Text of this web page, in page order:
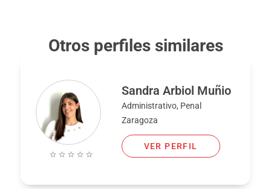
Otros perfiles similares
Sandra Arbiol Muñio
Administrativo, Penal
Zaragoza
VER PERFIL